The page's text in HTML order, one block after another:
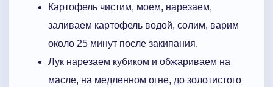
Картофель чистим, моем, нарезаем,
заливаем картофель водой, солим, варим
около 25 минут после закипания.
Лук нарезаем кубиком и обжариваем на
масле, на медленном огне, до золотистого